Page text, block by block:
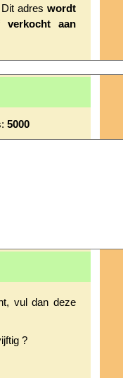
adres wordt
verkocht aan
5000
vul dan deze
?